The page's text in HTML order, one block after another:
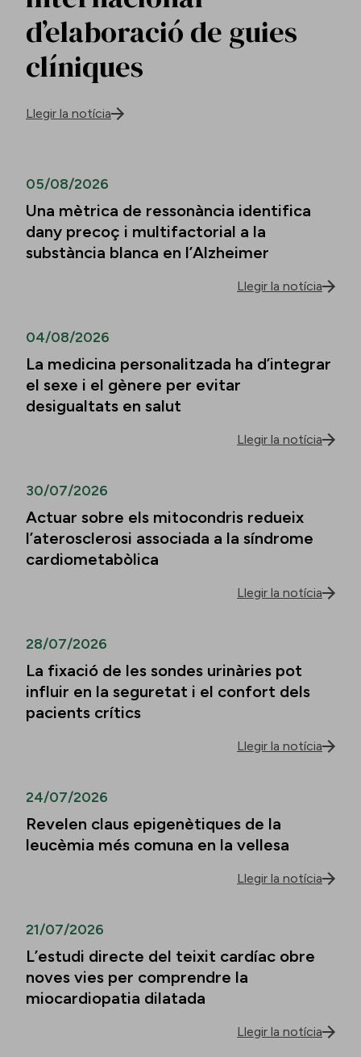
d’elaboració de guies
clíniques
Llegir la notícia
05/08/2026
Una mètrica de ressonància identifica
dany precoç i multifactorial a la
substància blanca en l’Alzheimer
Llegir la notícia
04/08/2026
La medicina personalitzada ha d’integrar
el sexe i el gènere per evitar
desigualtats en salut
Llegir la notícia
30/07/2026
Actuar sobre els mitocondris redueix
l’aterosclerosi associada a la síndrome
cardiometabòlica
Llegir la notícia
28/07/2026
La fixació de les sondes urinàries pot
influir en la seguretat i el confort dels
pacients crítics
Llegir la notícia
24/07/2026
Revelen claus epigenètiques de la
leucèmia més comuna en la vellesa
Llegir la notícia
21/07/2026
L’estudi directe del teixit cardíac obre
noves vies per comprendre la
miocardiopatia dilatada
Llegir la notícia